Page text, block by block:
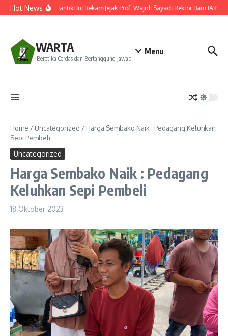
Lewati ke konten
Hot NewsResmi Dilantik! Ini Rekam Jejak Prof. Wajidi Sayadi Rektor Baru IAIN
WARTA
Beretika Cerdas dan Bertanggung Jawab
Menu
Home / Uncategorized / Harga Sembako Naik : Pedagang Keluhkan
Sepi Pembeli
Uncategorized
Harga Sembako Naik : Pedagang
Keluhkan Sepi Pembeli
18 Oktober 2023